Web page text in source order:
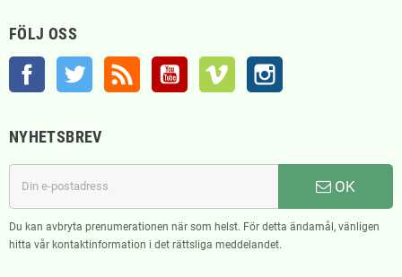
FÖLJ OSS
Facebook Twitter RSS YouTube Vimeo
NYHETSBREV
OK
Du kan avbryta prenumerationen när som helst. För detta ändamål, vänligen
hitta vår kontaktinformation i det rättsliga meddelandet.